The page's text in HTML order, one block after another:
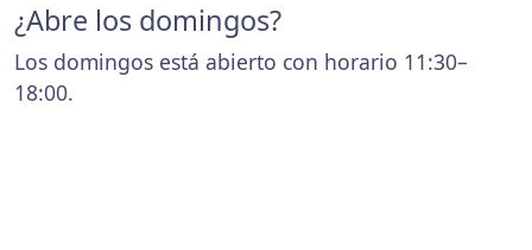
¿Abre los domingos?
Los domingos está abierto con horario 11:30–
18:00.